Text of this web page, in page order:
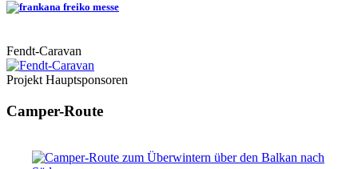
Fendt-Caravan
Projekt Hauptsponsoren
Camper-Route